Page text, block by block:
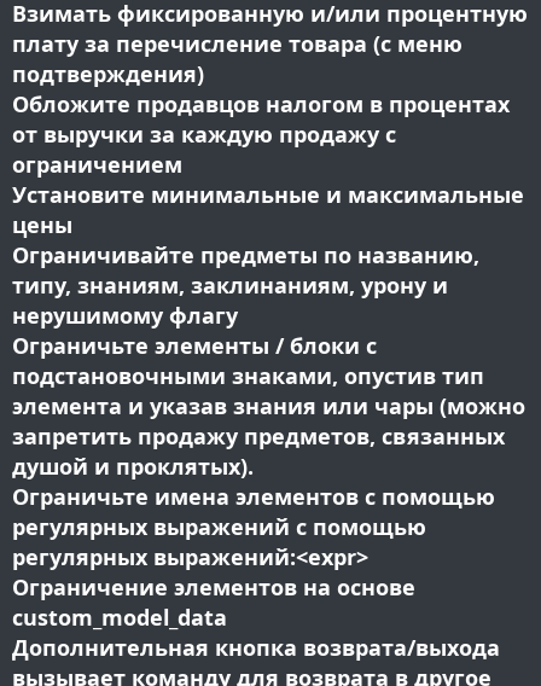
Взимать фиксированную и/или процентную
плату за перечисление товара (с меню
подтверждения)
Обложите продавцов налогом в процентах
от выручки за каждую продажу с
ограничением
Установите минимальные и максимальные
цены
Ограничивайте предметы по названию,
типу, знаниям, заклинаниям, урону и
нерушимому флагу
Ограничьте элементы / блоки с
подстановочными знаками, опустив тип
элемента и указав знания или чары (можно
запретить продажу предметов, связанных
душой и проклятых).
Ограничьте имена элементов с помощью
регулярных выражений с помощью
регулярных выражений:<expr>
Ограничение элементов на основе
custom_model_data
Дополнительная кнопка возврата/выхода
вызывает команду для возврата в другое